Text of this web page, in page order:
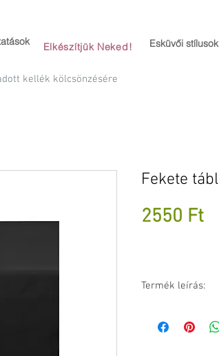
Elkészítjük Neked! Esküvői stílusok
Fekete
2550 FtÁr
Termék leírás:
extravagáns
kellék kölcsönzésére